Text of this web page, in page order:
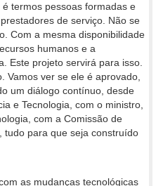
termos pessoas formadas e
de serviço. Não se
Com a mesma disponibilidade
humanos e a
Este projeto servirá para isso.
Vamos ver se ele é aprovado,
um diálogo contínuo, desde
e Tecnologia, com o ministro,
com a Comissão de
tudo para que seja construído
as mudanças tecnológicas